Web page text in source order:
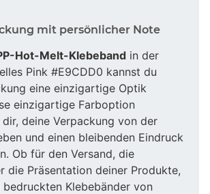
mit persönlicher Note
Hot-Melt-Klebeband in der
Pink #E9CDD0 kannst du
eine einzigartige Optik
einzigartige Farboption
deine Verpackung von der
und einen bleibenden Eindruck
Ob für den Versand, die
die Präsentation deiner Produkte,
Klebebänder von